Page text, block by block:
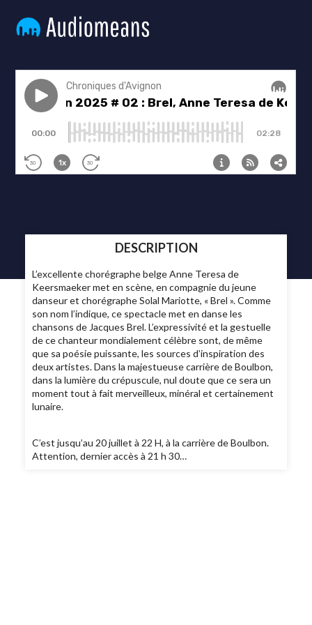
DESCRIPTION
L’excellente chorégraphe belge Anne Teresa de
Keersmaeker met en scène, en compagnie du jeune
danseur et chorégraphe Solal Mariotte, « Brel ». Comme
son nom l’indique, ce spectacle met en danse les
chansons de Jacques Brel. L’expressivité et la gestuelle
de ce chanteur mondialement célèbre sont, de même
que sa poésie puissante, les sources d’inspiration des
deux artistes. Dans la majestueuse carrière de Boulbon,
dans la lumière du crépuscule, nul doute que ce sera un
moment tout à fait merveilleux, minéral et certainement
lunaire.
C’est jusqu’au 20 juillet à 22 H, à la carrière de Boulbon.
Attention, dernier accès à 21 h 30…